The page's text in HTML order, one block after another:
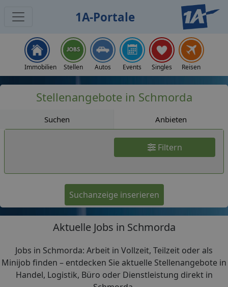
1A-Portale
Immobilien Stellen Autos Events Singles Reisen
Stellenangebote in Schmorda
Suchen Anbieten
Filtern
Suchanzeige inserieren
Aktuelle Jobs in Schmorda
Jobs in Schmorda: Arbeit in Vollzeit, Teilzeit oder als
Minijob finden – entdecken Sie aktuelle Stellenangebote in
Handel, Logistik, Büro oder Dienstleistung direkt in